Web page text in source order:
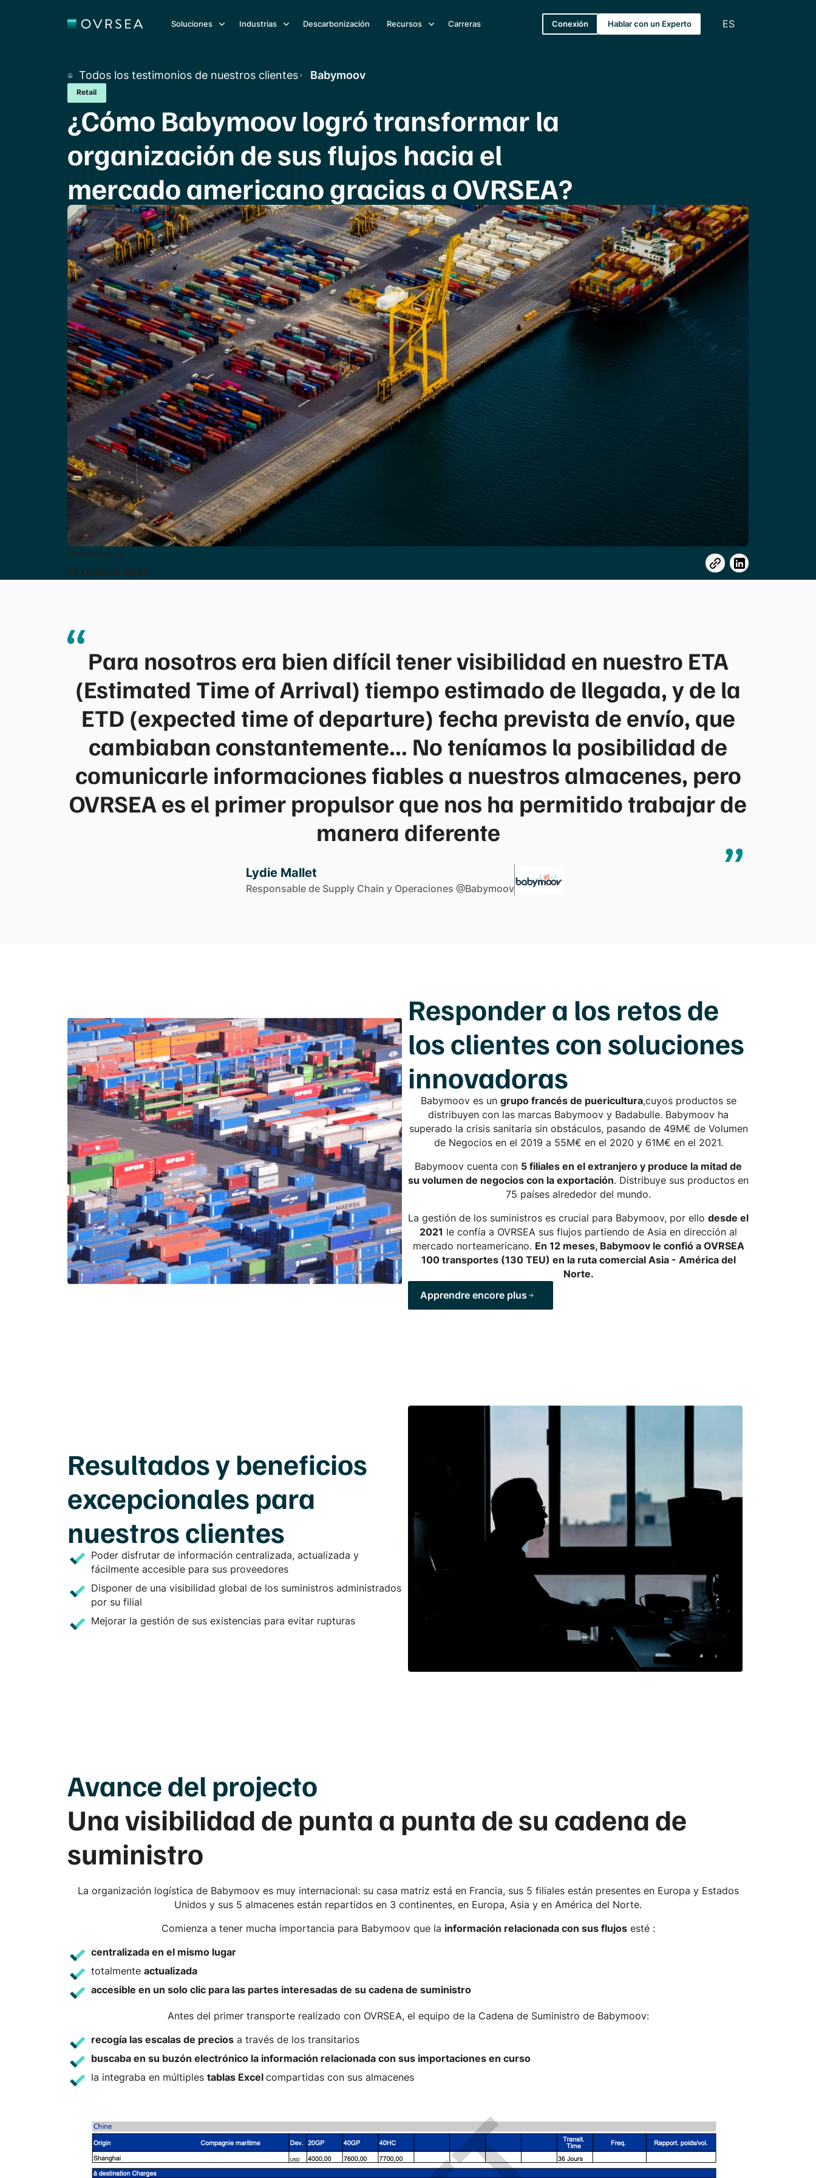
Soluciones Industrias Descarbonización Recursos Carreras Conexión Hablar con un Experto ES
Todos los testimonios de nuestros clientes Babymoov
Retail
¿Cómo Babymoov logró transformar la
organización de sus flujos hacia el
mercado americano gracias a OVRSEA?
Publicado el
10 Octobre 2022
Para nosotros era bien difícil tener visibilidad en nuestro ETA
(Estimated Time of Arrival) tiempo estimado de llegada, y de la
ETD (expected time of departure) fecha prevista de envío, que
cambiaban constantemente... No teníamos la posibilidad de
comunicarle informaciones fiables a nuestros almacenes, pero
OVRSEA es el primer propulsor que nos ha permitido trabajar de
manera diferente
Lydie Mallet
Responsable de Supply Chain y Operaciones @Babymoov
Responder a los retos de
los clientes con soluciones
innovadoras
Babymoov es un grupo francés de puericultura,cuyos productos se
distribuyen con las marcas Babymoov y Badabulle. Babymoov ha
superado la crisis sanitaria sin obstáculos, pasando de 49M€ de Volumen
de Negocios en el 2019 a 55M€ en el 2020 y 61M€ en el 2021.
Babymoov cuenta con 5 filiales en el extranjero y produce la mitad de
su volumen de negocios con la exportación. Distribuye sus productos en
75 países alrededor del mundo.
La gestión de los suministros es crucial para Babymoov, por ellodesde el
2021 le confía a OVRSEA sus flujos partiendo de Asia en dirección al
mercado norteamericano. En 12 meses, Babymoov le confió a OVRSEA
100 transportes (130 TEU) en la ruta comercial Asia - América del
Norte.
Apprendre encore plus
Resultados y beneficios
excepcionales para
nuestros clientes
Poder disfrutar de información centralizada, actualizada y
fácilmente accesible para sus proveedores
Disponer de una visibilidad global de los suministros administrados
por su filial
Mejorar la gestión de sus existencias para evitar rupturas
Avancedel projecto
Una visibilidad de punta a punta de su cadena de
suministro
La organización logística de Babymoov es muy internacional: su casa matriz está en Francia, sus 5 filiales están presentes en Europa y Estados
Unidos y sus 5 almacenes están repartidos en 3 continentes, en Europa, Asia y en América del Norte.
Comienza a tener mucha importancia para Babymoov que la información relacionada con sus flujosesté :
centralizada en el mismo lugar
totalmenteactualizada
accesible en un solo clic para las partes interesadas de su cadena de suministro
Antes del primer transporte realizado con OVRSEA, el equipo de la Cadena de Suministro de Babymoov:
recogía las escalas de precios a través de los transitarios
buscaba en su buzón electrónico la información relacionada con sus importaciones en curso
la integraba en múltiplestablas Excelcompartidas con sus almacenes